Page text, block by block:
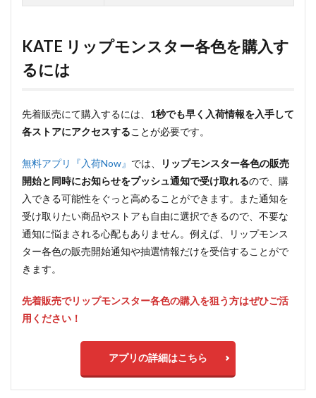
KATE リップモンスター各色を購入す
るには
先着販売にて購入するには、 1秒でも早く入荷情報を入手して
各ストアにアクセスすることが必要です。
無料アプリ『入荷Now』 では、
リップモンスター各色の販売
開始と同時にお知らせをプッシュ通知で受け取れるので、購
入できる可能性をぐっと高めることができます。また通知を
受け取りたい商品やストアも自由に選択できるので、不要な
通知に悩まされる心配もありません。例えば、リップモンス
ター各色の販売開始通知や抽選情報だけを受信することがで
きます。
先着販売でリップモンスター各色の購入を狙う方はぜひご活
用ください！
アプリの詳細はこちら